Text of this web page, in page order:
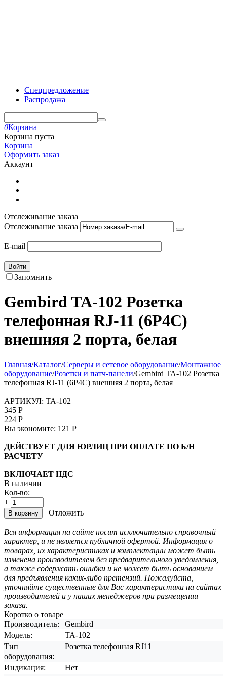
Спецпредложение
Распродажа
0Корзина
Корзина пуста
Корзина
Оформить заказ
Аккаунт
Отслеживание заказа
Отслеживание заказа
E-mail
Войти
Запомнить
Gembird TA-102 Розетка
телефонная RJ-11 (6P4C)
внешняя 2 порта, белая
Главная/Каталог/Серверы и сетевое оборудование/Монтажное
оборудование/Розетки и патч-панели/Gembird TA-102 Розетка
телефонная RJ-11 (6P4C) внешняя 2 порта, белая
АРТИКУЛ: TA-102
345 Р
224 Р
Вы экономите: 121 Р
ДЕЙСТВУЕТ ДЛЯ ЮРЛИЦ ПРИ ОПЛАТЕ ПО Б/Н
РАСЧЕТУ
ВКЛЮЧАЕТ НДС
В наличии
Кол-во:
+
−
В корзину Отложить
Вся информация на сайте носит исключительно справочный
характер, и не является публичной офертой. Информация о
товарах, их характеристиках и комплектации может быть
изменена производителем без предварительного уведомления,
а также содержать ошибки и не может быть основанием
для предъявления каких-либо претензий. Пожалуйста,
уточняйте существенные для Вас характеристики на сайтах
производителей и у наших менеджеров при размещении
заказа.
Коротко о товаре
Производитель:
Gembird
Модель:
TA-102
Тип
оборудования:
Розетка телефонная RJ11
Индикация:
Нет